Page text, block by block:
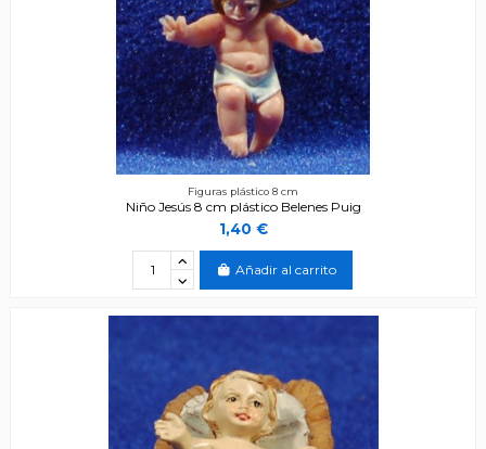
Figuras plástico 8 cm
Niño Jesús 8 cm plástico Belenes Puig
1,40 €
Añadir al carrito